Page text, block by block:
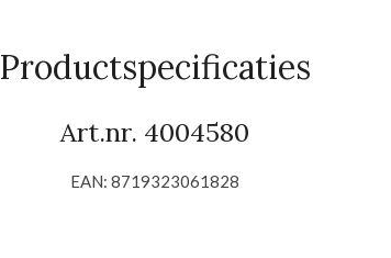
Productspecificaties
Art.nr. 4004580
EAN: 8719323061828